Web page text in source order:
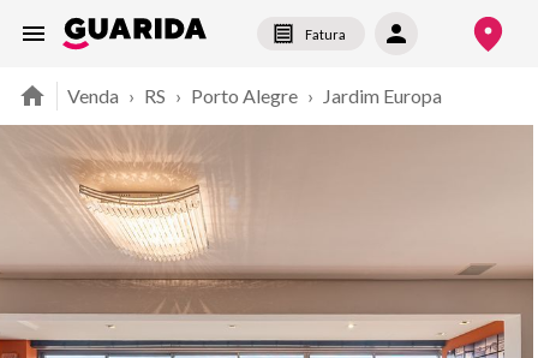
Fatura
Venda › RS › Porto Alegre › Jardim Europa